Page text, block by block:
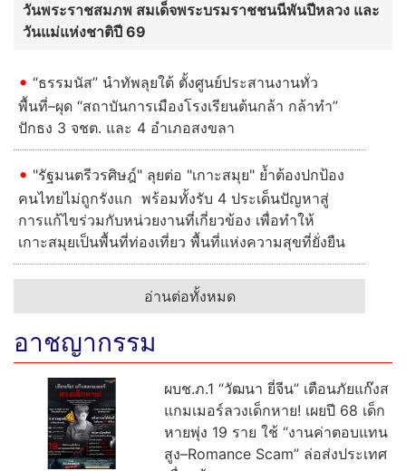
วันพระราชสมภพ สมเด็จพระบรมราชชนนีพันปีหลวง และ
วันแม่แห่งชาติปี 69
“ธรรมนัส” นำทัพลุยใต้ ตั้งศูนย์ประสานงานทั่ว
พื้นที่–ผุด “สถาบันการเมืองโรงเรียนต้นกล้า กล้าทำ”
ปักธง 3 จชต. และ 4 อำเภอสงขลา
"รัฐมนตรีวรศิษฎ์" ลุยต่อ "เกาะสมุย" ย้ำต้องปกป้อง
คนไทยไม่ถูกรังแก พร้อมทั้งรับ 4 ประเด็นปัญหาสู่
การแก้ไขร่วมกับหน่วยงานที่เกี่ยวข้อง เพื่อทำให้
เกาะสมุยเป็นพื้นที่ท่องเที่ยว พื้นที่แห่งความสุขที่ยั่งยืน
อ่านต่อทั้งหมด
อาชญากรรม
ผบช.ภ.1 “วัฒนา ยี่จีน” เตือนภัยแก๊งส
แกมเมอร์ลวงเด็กหาย! เผยปี 68 เด็ก
หายพุ่ง 19 ราย ใช้ “งานค่าตอบแทน
สูง–Romance Scam” ล่อส่งประเทศ